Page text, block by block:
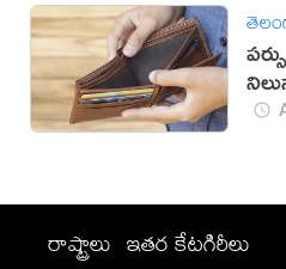
రాష్ట్రాలు ఇతర కేటగిరీలు